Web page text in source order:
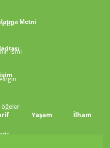
Metni
Yaşam İlham